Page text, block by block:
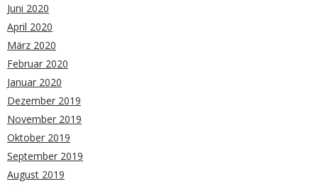
Juni 2020
April 2020
März 2020
Februar 2020
Januar 2020
Dezember 2019
November 2019
Oktober 2019
September 2019
August 2019